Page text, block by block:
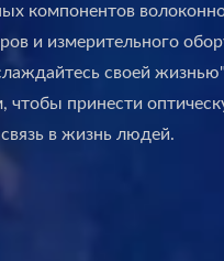
компонентов
и измерительного
своей жизнью"
чтобы принести
в жизнь людей.